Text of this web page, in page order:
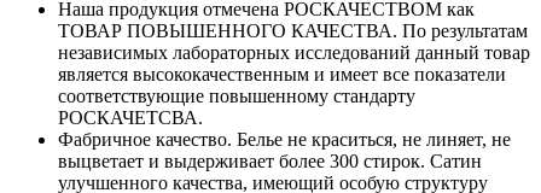
Наша продукция отмечена РОСКАЧЕСТВОМ как
ТОВАР ПОВЫШЕННОГО КАЧЕСТВА. По результатам
независимых лабораторных исследований данный товар
является высококачественным и имеет все показатели
соответствующие повышенному стандарту
РОСКАЧЕТСВА.
Фабричное качество. Белье не краситься, не линяет, не
выцветает и выдерживает более 300 стирок. Сатин
улучшенного качества, имеющий особую структуру